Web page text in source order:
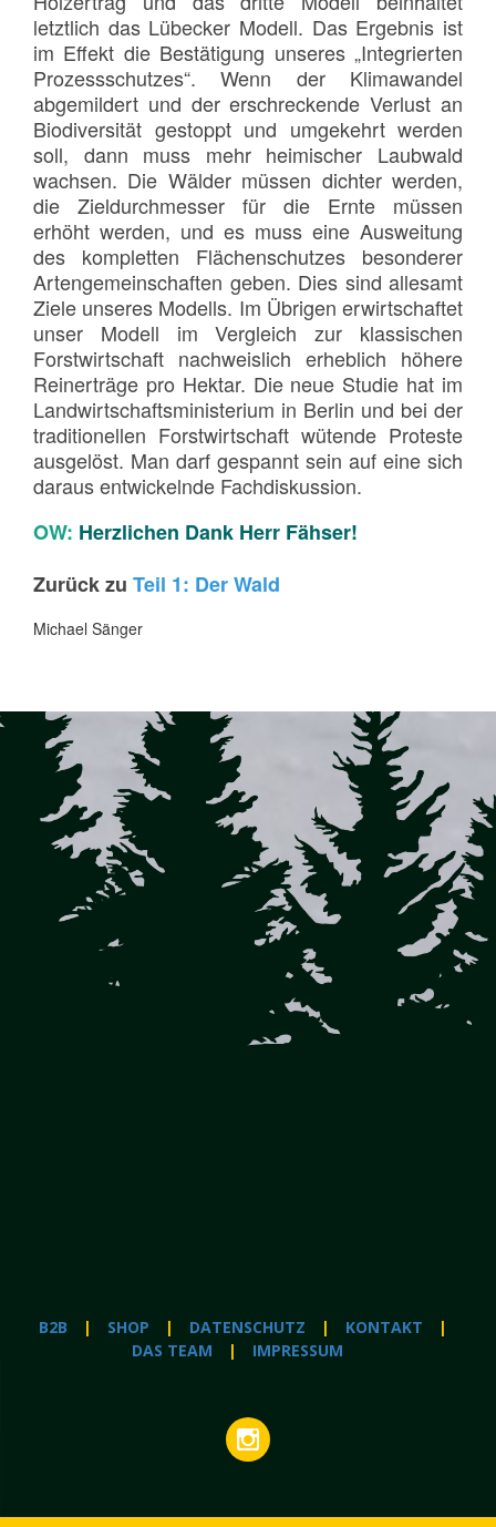
letztlich das Lübecker Modell. Das Ergebnis ist
im Effekt die Bestätigung unseres „Integrierten
Prozessschutzes“. Wenn der Klimawandel
abgemildert und der erschreckende Verlust an
Biodiversität gestoppt und umgekehrt werden
soll, dann muss mehr heimischer Laubwald
wachsen. Die Wälder müssen dichter werden,
die Zieldurchmesser für die Ernte müssen
erhöht werden, und es muss eine Ausweitung
des kompletten Flächenschutzes besonderer
Artengemeinschaften geben. Dies sind allesamt
Ziele unseres Modells. Im Übrigen erwirtschaftet
unser Modell im Vergleich zur klassischen
Forstwirtschaft nachweislich erheblich höhere
Reinerträge pro Hektar. Die neue Studie hat im
Landwirtschaftsministerium in Berlin und bei der
traditionellen Forstwirtschaft wütende Proteste
ausgelöst. Man darf gespannt sein auf eine sich
daraus entwickelnde Fachdiskussion.
OW: Herzlichen Dank Herr Fähser!
Zurück zu Teil 1: Der Wald
Michael Sänger
B2B SHOP DATENSCHUTZ
KONTAKT
DAS TEAM
IMPRESSUM